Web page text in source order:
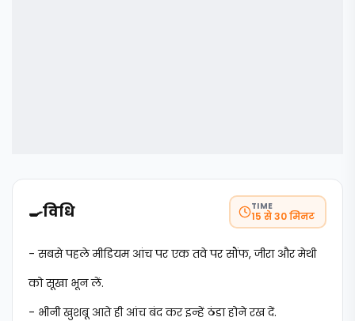
🍳विधि TIME
15 से 30 मिनट
- सबसे पहले मीडियम आंच पर एक तवे पर सौंफ, जीरा और मेथी
को सूखा भून लें.
- भीनी खुशबू आते ही आंच बंद कर इन्हें ठंडा होने रख दें.